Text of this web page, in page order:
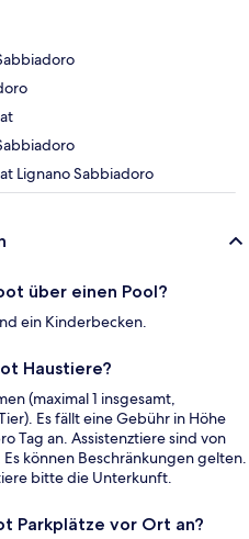
Lignano Sabbiadoro
über einen Pool?
ein Kinderbecken.
Haustiere?
(maximal 1 insgesamt,
Es fällt eine Gebühr in Höhe
Tag an. Assistenztiere sind von
können Beschränkungen gelten.
bitte die Unterkunft.
Parkplätze vor Ort an?